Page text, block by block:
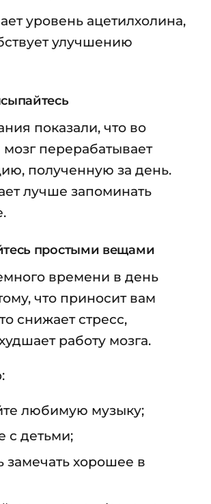
уровень ацетилхолина,
улучшению
показали, что во
перерабатывает
полученную за день.
лучше запоминать
простыми вещами
времени в день
что приносит вам
снижает стресс,
работу мозга.
любимую музыку;
с детьми;
замечать хорошее в